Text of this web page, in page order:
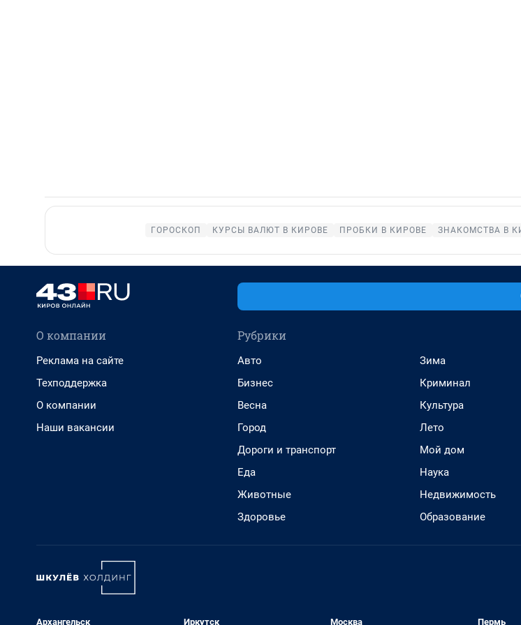
ГОРОСКОП КУРСЫ ВАЛЮТ В КИРОВЕ ПРОБКИ В КИРОВЕ ЗНАКОМСТВА В
О компании
Реклама на сайте
Техподдержка
О компании
Наши вакансии
Рубрики
Авто
Бизнес
Весна
Город
Дороги и транспорт
Еда
Животные
Здоровье
Зима
Криминал
Культура
Лето
Мой дом
Наука
Недвижимость
Образование
Архангельск Иркутск Москва Пермь